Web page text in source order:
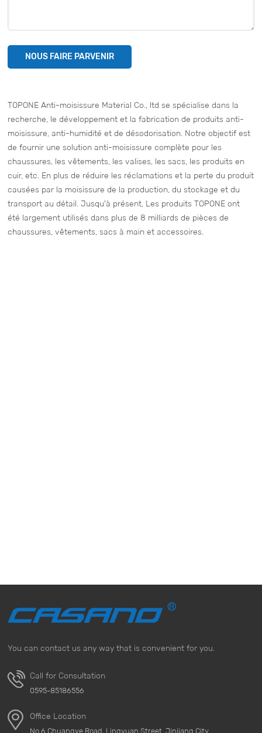
NOUS FAIRE PARVENIR
TOPONE Anti-moisissure Material Co., ltd se spécialise dans la
recherche, le développement et la fabrication de produits anti-
moisissure, anti-humidité et de désodorisation. Notre objectif est
de fournir une solution anti-moisissure complète pour les
chaussures, les vêtements, les valises, les sacs, les produits en
cuir, etc. En plus de réduire les réclamations et la perte du produit
causées par la moisissure de la production, du stockage et du
transport au détail. Jusqu'à présent, Les produits TOPONE ont
été largement utilisés dans plus de 8 milliards de pièces de
chaussures, vêtements, sacs à main et accessoires.
You can contact us any way that is convenient for you.
Call for Consultation
0595-85186556
Office Location